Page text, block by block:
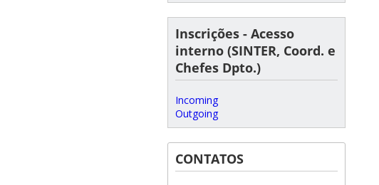
Inscrições - Acesso
interno (SINTER, Coord. e
Chefes Dpto.)
Incoming
Outgoing
CONTATOS